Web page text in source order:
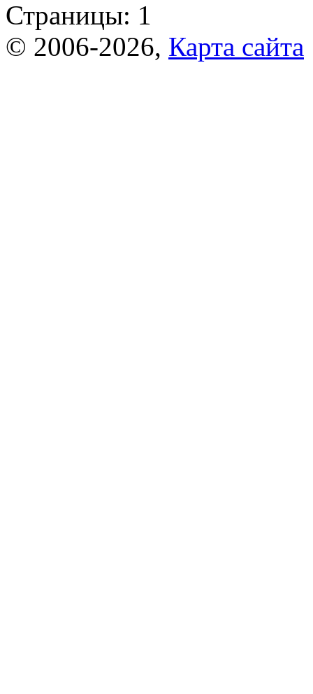
Страницы: 1
© 2006-2026, Карта сайта